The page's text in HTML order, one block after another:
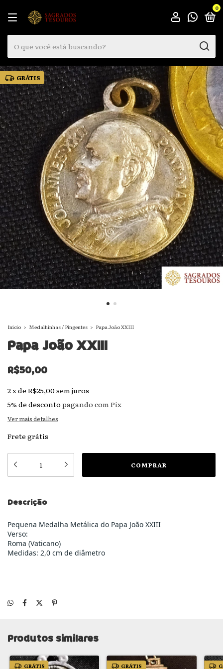
0
GRÁTIS
Início > Medalhinhas / Pingentes > Papa João XXIII
Papa João XXIII
R$50,00
2xde R$25,00 sem juros
5% de desconto pagando com Pix
Ver mais detalhes
Frete grátis
Descrição
Pequena Medalha Metálica do Papa João XXIII
Verso:
Roma (Vaticano)
Medidas: 2,0 cm de diâmetro
Produtos similares
GRÁTIS GRÁTIS